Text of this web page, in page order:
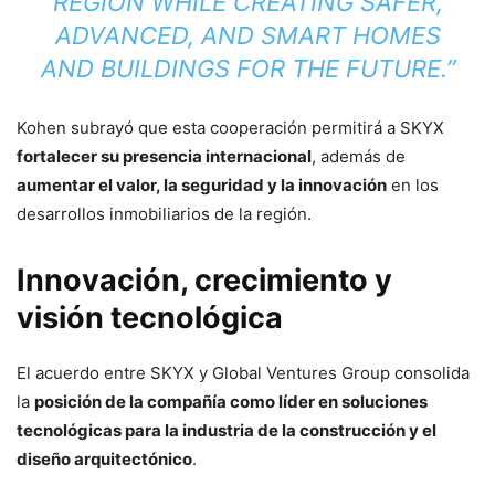
ADVANCED, AND SMART HOMES
AND BUILDINGS FOR THE FUTURE.”
Kohen subrayó que esta cooperación permitirá a SKYX
fortalecer su presencia internacional, además de
aumentar el valor, la seguridad y la innovación en los
desarrollos inmobiliarios de la región.
Innovación, crecimiento y
visión tecnológica
El acuerdo entre SKYX y Global Ventures Group consolida
la posición de la compañía como líder en soluciones
tecnológicas para la industria de la construcción y el
diseño arquitectónico.